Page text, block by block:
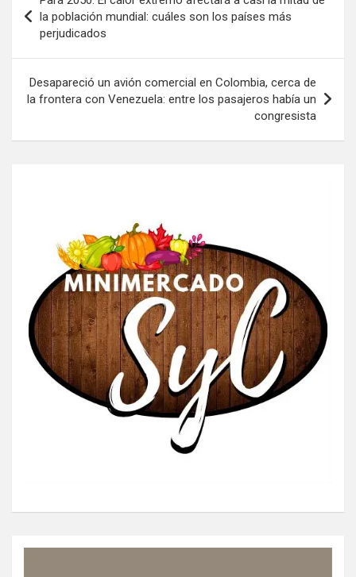
de
entradas
la población mundial: cuáles son los países más
perjudicados
Desapareció un avión comercial en Colombia, cerca de
la frontera con Venezuela: entre los pasajeros había un
congresista